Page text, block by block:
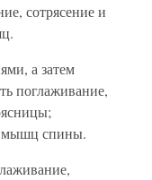
сотрясение и
а затем
поглаживание,
мышц спины.